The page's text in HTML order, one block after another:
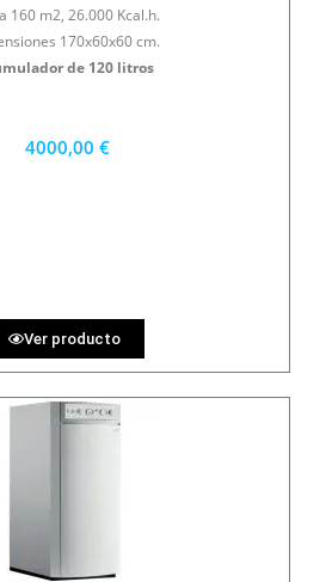
160 m2, 26.000 Kcal.h.
170x60x60 cm.
de 120 litros
4000,00 €
Ver producto